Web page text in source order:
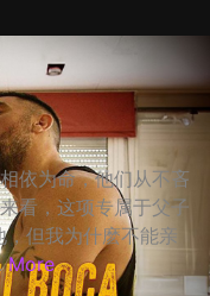
依为命，他们从不吝
看，这项专属于父子
但我为什麽不能亲
More